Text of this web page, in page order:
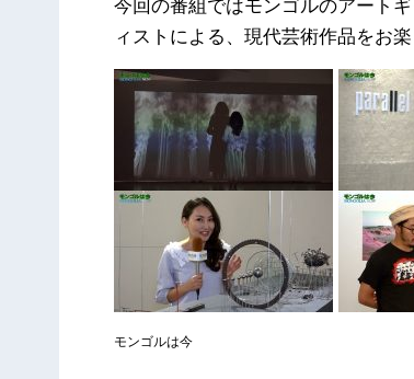
今回の番組ではモンゴルのアート
ィストによる、現代芸術作品をお楽
モンゴルは今